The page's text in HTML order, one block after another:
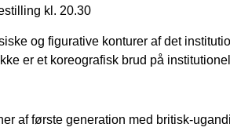
kl. 20.30
og figurative konturer af det
er et koreografisk brud på
af første generation med britisk-